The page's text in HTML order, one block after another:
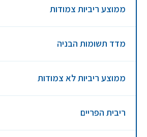
ממוצע ריביות צמודות
מדד תשומות הבניה
ממוצע ריביות לא צמודות
ריבית הפריים